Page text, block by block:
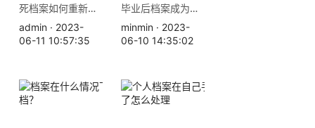
死档案如何重新激活？
admin · 2023-
06-11 10:57:35
毕业后档案成为死档，如何激活
minmin · 2023-
06-10 14:35:02